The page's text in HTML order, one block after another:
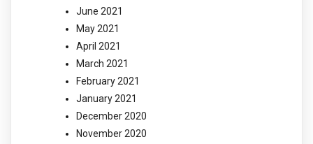
June 2021
May 2021
April 2021
March 2021
February 2021
January 2021
December 2020
November 2020